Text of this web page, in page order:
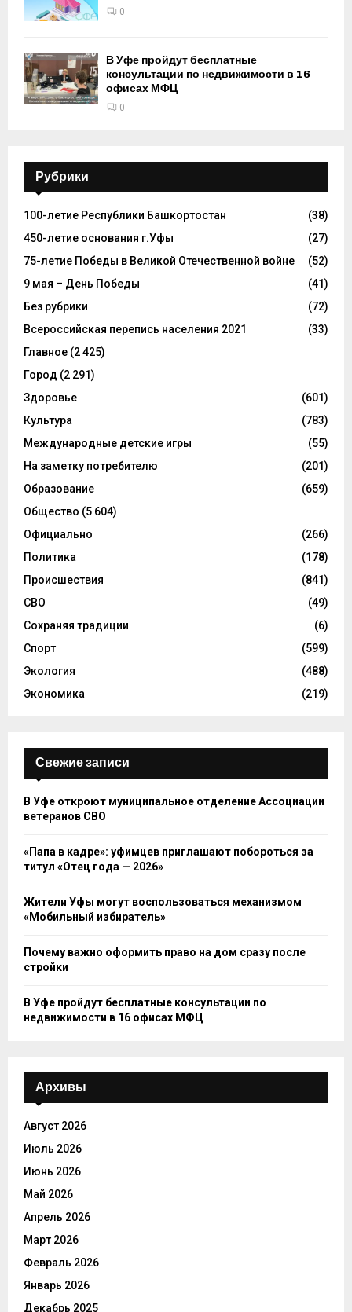
0
В Уфе пройдут бесплатные
консультации по недвижимости в 16
офисах МФЦ
0
Рубрики
100-летие Республики Башкортостан
(38)
450-летие основания г.Уфы
(27)
75-летие Победы в Великой Отечественной войне
(52)
9 мая – День Победы
(41)
Без рубрики
(72)
Всероссийская перепись населения 2021
(33)
Главное (2 425)
Город (2 291)
Здоровье
(601)
Культура
(783)
Международные детские игры
(55)
На заметку потребителю
(201)
Образование
(659)
Общество (5 604)
Официально
(266)
Политика
(178)
Происшествия
(841)
СВО
(49)
Сохраняя традиции
(6)
Спорт
(599)
Экология
(488)
Экономика
(219)
Свежие записи
В Уфе откроют муниципальное отделение Ассоциации
ветеранов СВО
«Папа в кадре»: уфимцев приглашают побороться за
титул «Отец года — 2026»
Жители Уфы могут воспользоваться механизмом
«Мобильный избиратель»
Почему важно оформить право на дом сразу после
стройки
В Уфе пройдут бесплатные консультации по
недвижимости в 16 офисах МФЦ
Архивы
Август 2026
Июль 2026
Июнь 2026
Май 2026
Апрель 2026
Март 2026
Февраль 2026
Январь 2026
Декабрь 2025